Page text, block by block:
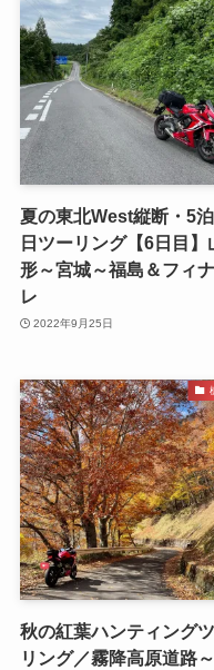
夏の東北West縦断・5
日ツーリング【6日目】
形～宮城～福島＆フィ
レ
2022年9月25日
秋の紅葉ハンティング
リング／霧降高原道路